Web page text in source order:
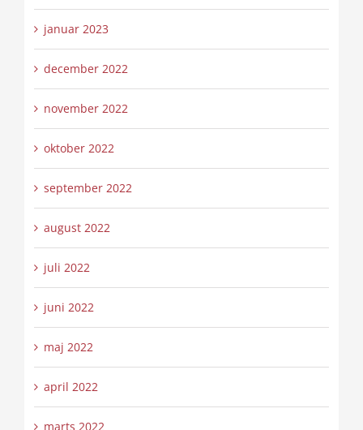
januar 2023
december 2022
november 2022
oktober 2022
september 2022
august 2022
juli 2022
juni 2022
maj 2022
april 2022
marts 2022